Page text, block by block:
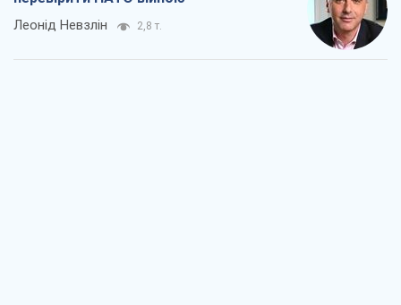
Леонід Невзлін 2,8 т.